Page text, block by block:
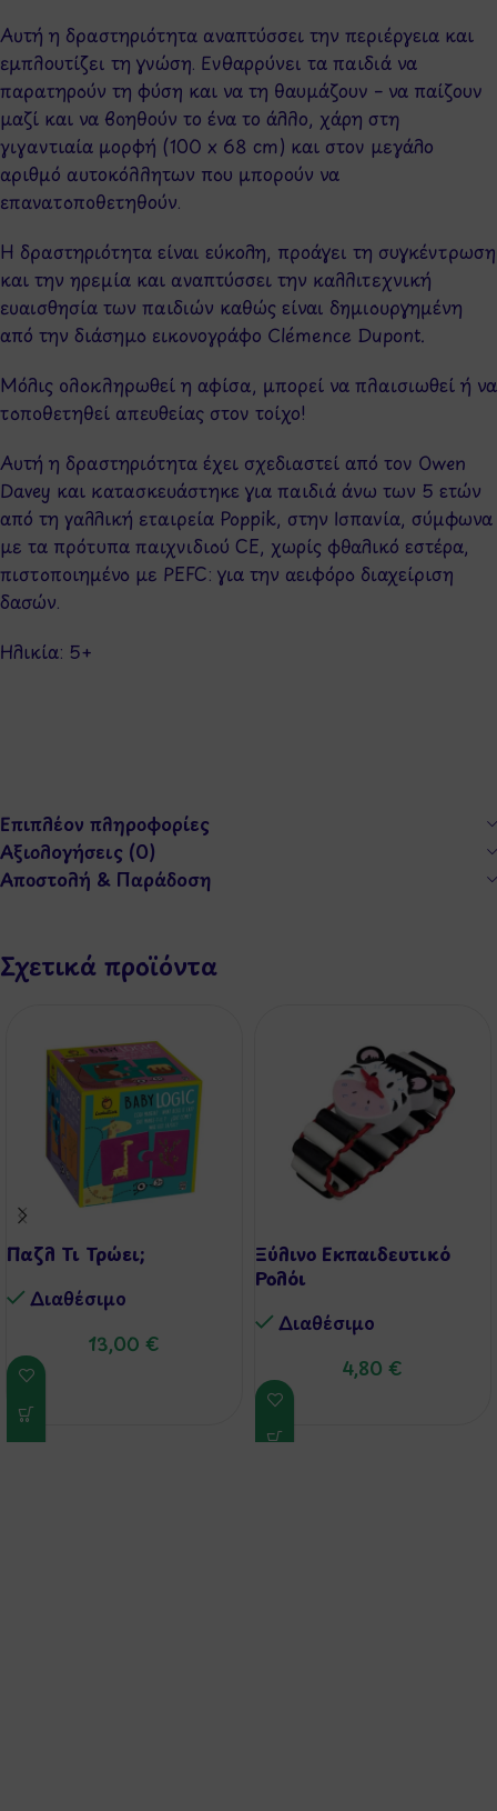
Αυτή η δραστηριότητα αναπτύσσει την περιέργεια και
εμπλουτίζει τη γνώση. Ενθαρρύνει τα παιδιά να
παρατηρούν τη φύση και να τη θαυμάζουν – να παίζουν
μαζί και να βοηθούν το ένα το άλλο, χάρη στη
γιγαντιαία μορφή (100 x 68 cm) και στον μεγάλο
αριθμό αυτοκόλλητων που μπορούν να
επανατοποθετηθούν.
Η δραστηριότητα είναι εύκολη, προάγει τη συγκέντρωση
και την ηρεμία και αναπτύσσει την καλλιτεχνική
ευαισθησία των παιδιών καθώς είναι δημιουργημένη
από την διάσημο εικονογράφο Clémence Dupont.
Μόλις ολοκληρωθεί η αφίσα, μπορεί να πλαισιωθεί ή να
τοποθετηθεί απευθείας στον τοίχο!
Αυτή η δραστηριότητα έχει σχεδιαστεί από τον Owen
Davey και κατασκευάστηκε για παιδιά άνω των 5 ετών
από τη γαλλική εταιρεία Poppik, στην Ισπανία, σύμφωνα
με τα πρότυπα παιχνιδιού CE, χωρίς φθαλικό εστέρα,
πιστοποιημένο με PEFC: για την αειφόρο διαχείριση
δασών.
Ηλικία: 5+
Επιπλέον πληροφορίες
Αξιολογήσεις (0)
Αποστολή & Παράδοση
Σχετικά προϊόντα
Παζλ Τι Τρώει;
Διαθέσιμo
13,00 €
Ξύλινο Εκπαιδευτικό
Ρολόι
Διαθέσιμo
4,80 €